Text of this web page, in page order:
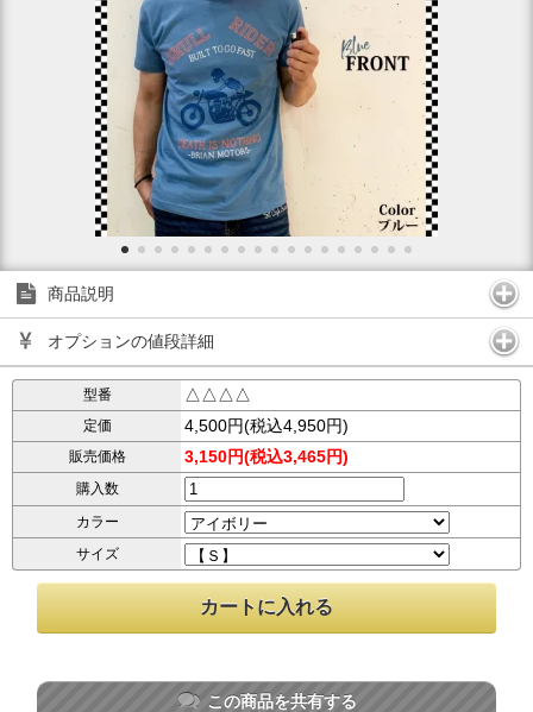
商品説明
オプションの値段詳細
型番 △△△△
定価 4,500円(税込4,950円)
販売価格 3,150円(税込3,465円)
購入数
カラー
サイズ
この商品を共有する